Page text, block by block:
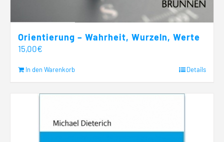
Orientierung – Wahrheit, Wurzeln, Werte
15,00€
In den Warenkorb Details